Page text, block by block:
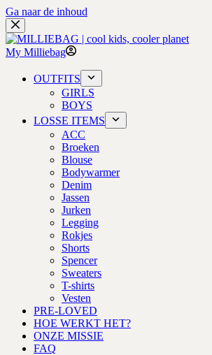
Ga naar de inhoud
My Milliebag
OUTFITS
GIRLS
BOYS
LOSSE ITEMS
ACC
Broeken
Blouse
Bodywarmer
Denim
Jassen
Jurken
Legging
Rokjes
Shorts
Spencer
Sweaters
T-shirts
Vesten
PRE-LOVED
HOE WERKT HET?
ONZE MISSIE
FAQ